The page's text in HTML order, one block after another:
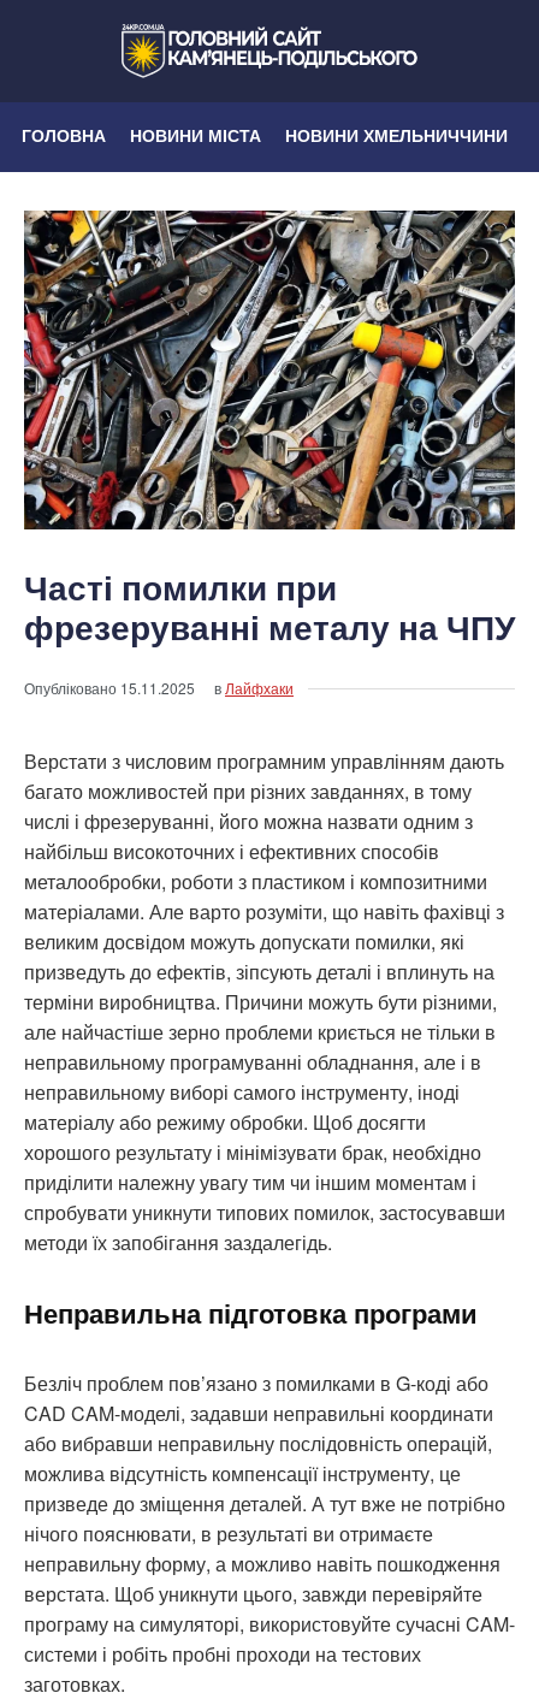
ГОЛОВНА НОВИНИ МІСТА НОВИНИ ХМЕЛЬНИЧЧИНИ
Часті помилки при
фрезеруванні металу на ЧПУ
Опубліковано 15.11.2025 в Лайфхаки
Верстати з числовим програмним управлінням дають
багато можливостей при різних завданнях, в тому
числі і фрезеруванні, його можна назвати одним з
найбільш високоточних і ефективних способів
металообробки, роботи з пластиком і композитними
матеріалами. Але варто розуміти, що навіть фахівці з
великим досвідом можуть допускати помилки, які
призведуть до ефектів, зіпсують деталі і вплинуть на
терміни виробництва. Причини можуть бути різними,
але найчастіше зерно проблеми криється не тільки в
неправильному програмуванні обладнання, але і в
неправильному виборі самого інструменту, іноді
матеріалу або режиму обробки. Щоб досягти
хорошого результату і мінімізувати брак, необхідно
приділити належну увагу тим чи іншим моментам і
спробувати уникнути типових помилок, застосувавши
методи їх запобігання заздалегідь.
Неправильна підготовка програми
Безліч проблем пов’язано з помилками в G-коді або
CAD CAM-моделі, задавши неправильні координати
або вибравши неправильну послідовність операцій,
можлива відсутність компенсації інструменту, це
призведе до зміщення деталей. А тут вже не потрібно
нічого пояснювати, в результаті ви отримаєте
неправильну форму, а можливо навіть пошкодження
верстата. Щоб уникнути цього, завжди перевіряйте
програму на симуляторі, використовуйте сучасні CAM-
системи і робіть пробні проходи на тестових
заготовках.